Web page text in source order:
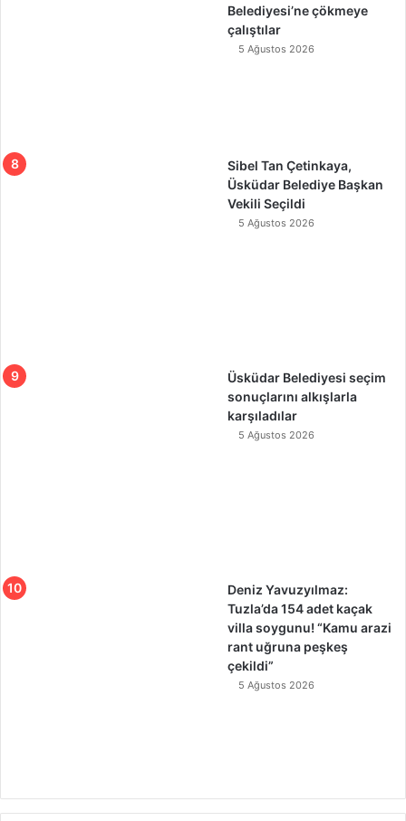
Belediyesi’ne çökmeye
çalıştılar
5 Ağustos 2026
Sibel Tan Çetinkaya,
Üsküdar Belediye Başkan
Vekili Seçildi
5 Ağustos 2026
Üsküdar Belediyesi seçim
sonuçlarını alkışlarla
karşıladılar
5 Ağustos 2026
Deniz Yavuzyılmaz:
Tuzla’da 154 adet kaçak
villa soygunu! “Kamu arazi
rant uğruna peşkeş
çekildi”
5 Ağustos 2026